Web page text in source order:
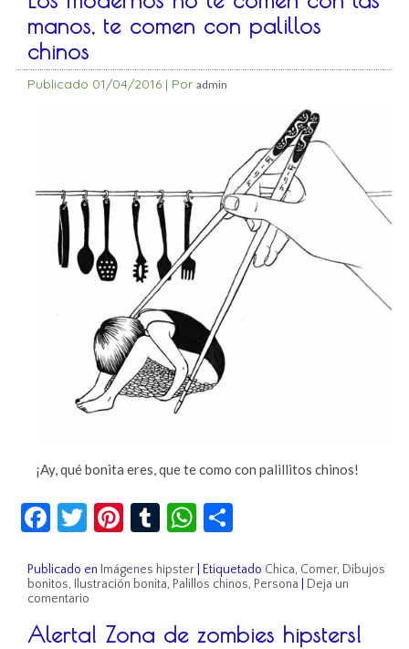
manos, te comen con palillos
chinos
Publicado 01/04/2016 | Por admin
¡Ay, qué bonita eres, que te como con palillitos chinos!
Facebook
Twitter
Pinterest
TumblrWhatsApp
Publicado en Imágenes hipster Etiquetado Chica, Comer, Dibujos
bonitos, Ilustración bonita, Palillos chinos, Persona
Deja un
comentario
Alerta! Zona de zombies hipsters!